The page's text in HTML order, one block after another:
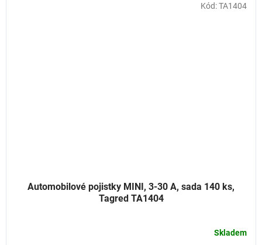
Automobilové pojistky MINI, 3-30 A, sada 140 ks,
Tagred TA1404
Skladem
Kód:TA1404